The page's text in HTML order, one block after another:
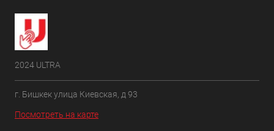
2024 ULTRA
г. Бишкек улица Киевская, д 93
Посмотреть на карте